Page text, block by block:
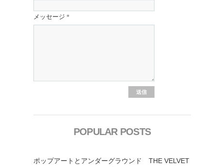
メッセージ *
POPULAR POSTS
ポップアートとアンダーグラウンド THE VELVET